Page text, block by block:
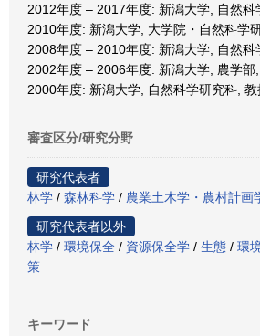
2012年度 – 2017年度: 新潟大学, 自然科
2010年度: 新潟大学, 大学院・自然科学
2008年度 – 2010年度: 新潟大学, 自然科
2002年度 – 2006年度: 新潟大学, 農学部
2000年度: 新潟大学, 自然科学研究科, 教
審査区分/研究分野
研究代表者
林学 / 森林科学 / 農業土木学・農村計画
研究代表者以外
林学 / 環境保全 / 資源保全学 / 生態 / 環
策
キーワード